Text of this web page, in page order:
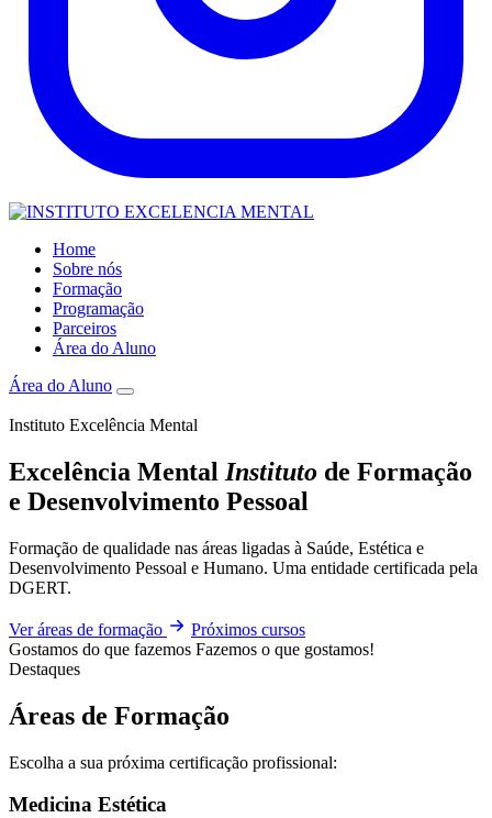
Home
Sobre nós
Formação
Programação
Parceiros
Área do Aluno
Área do Aluno
Instituto Excelência Mental
Excelência Mental Instituto de Formação
e Desenvolvimento Pessoal
Formação de qualidade nas áreas ligadas à Saúde, Estética e
Desenvolvimento Pessoal e Humano. Uma entidade certificada pela
DGERT.
Ver áreas de formação
Próximos cursos
Gostamos do que fazemos Fazemos o que gostamos!
Destaques
Áreas de Formação
Escolha a sua próxima certificação profissional:
Medicina Estética